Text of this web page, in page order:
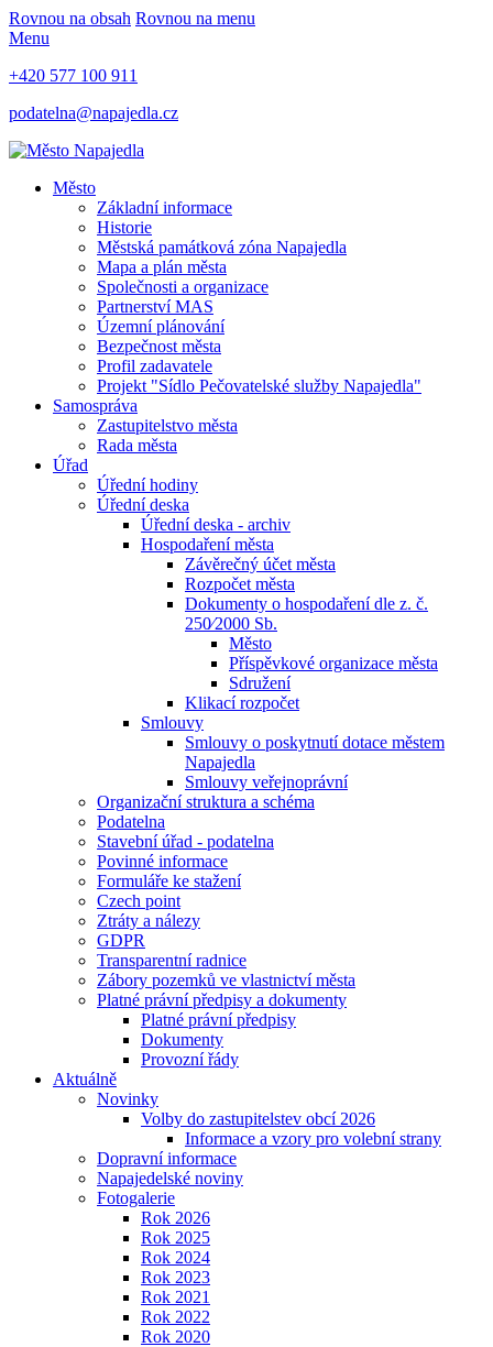
Rovnou na obsah Rovnou na menu
Menu
+420 577 100 911
podatelna@napajedla.cz
Město
Základní informace
Historie
Městská památková zóna Napajedla
Mapa a plán města
Společnosti a organizace
Partnerství MAS
Územní plánování
Bezpečnost města
Profil zadavatele
Projekt "Sídlo Pečovatelské služby Napajedla"
Samospráva
Zastupitelstvo města
Rada města
Úřad
Úřední hodiny
Úřední deska
Úřední deska - archiv
Hospodaření města
Závěrečný účet města
Rozpočet města
Dokumenty o hospodaření dle z. č.
250⁄2000 Sb.
Město
Příspěvkové organizace města
Sdružení
Klikací rozpočet
Smlouvy
Smlouvy o poskytnutí dotace městem
Napajedla
Smlouvy veřejnoprávní
Organizační struktura a schéma
Podatelna
Stavební úřad - podatelna
Povinné informace
Formuláře ke stažení
Czech point
Ztráty a nálezy
GDPR
Transparentní radnice
Zábory pozemků ve vlastnictví města
Platné právní předpisy a dokumenty
Platné právní předpisy
Dokumenty
Provozní řády
Aktuálně
Novinky
Volby do zastupitelstev obcí 2026
Informace a vzory pro volební strany
Dopravní informace
Napajedelské noviny
Fotogalerie
Rok 2026
Rok 2025
Rok 2024
Rok 2023
Rok 2021
Rok 2022
Rok 2020